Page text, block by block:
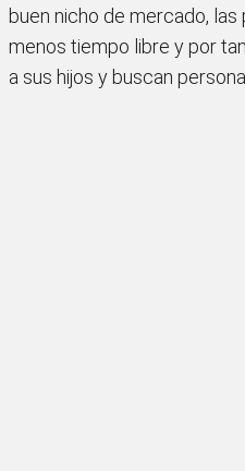
buen nicho de mercado,
menos tiempo libre y por
a sus hijos y buscan